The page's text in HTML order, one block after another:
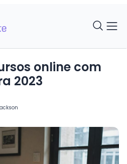
online com
2023